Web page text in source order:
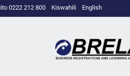
English
Kiswahili
0222 212 800